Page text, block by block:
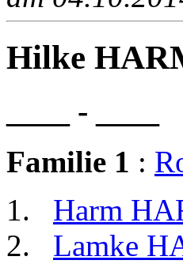
Hilke
____ - ____
Familie 1 :
Harm
Lamke